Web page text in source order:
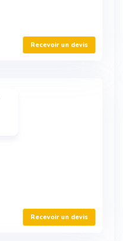
Recevoir un devis
Recevoir un devis